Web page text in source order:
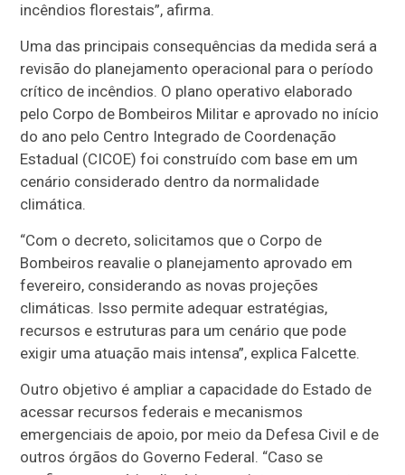
incêndios florestais”, afirma.
Uma das principais consequências da medida será a
revisão do planejamento operacional para o período
crítico de incêndios. O plano operativo elaborado
pelo Corpo de Bombeiros Militar e aprovado no início
do ano pelo Centro Integrado de Coordenação
Estadual (CICOE) foi construído com base em um
cenário considerado dentro da normalidade
climática.
“Com o decreto, solicitamos que o Corpo de
Bombeiros reavalie o planejamento aprovado em
fevereiro, considerando as novas projeções
climáticas. Isso permite adequar estratégias,
recursos e estruturas para um cenário que pode
exigir uma atuação mais intensa”, explica Falcette.
Outro objetivo é ampliar a capacidade do Estado de
acessar recursos federais e mecanismos
emergenciais de apoio, por meio da Defesa Civil e de
outros órgãos do Governo Federal. “Caso se